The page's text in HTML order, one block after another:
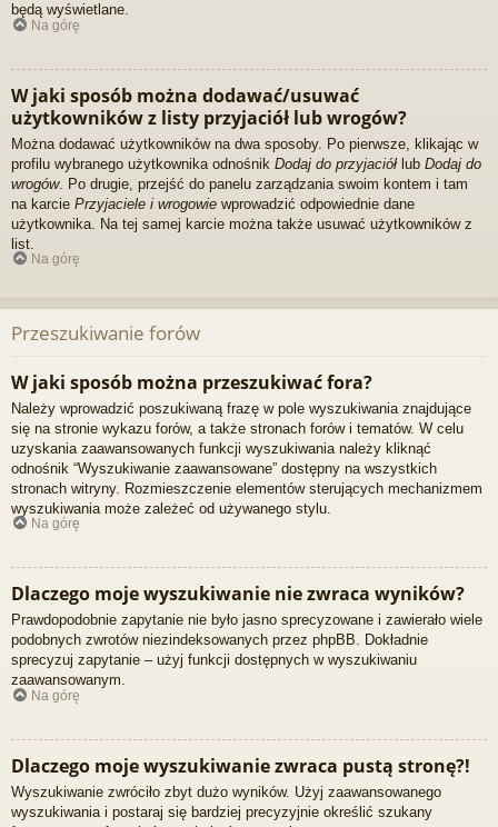
będą wyświetlane.
Na górę
W jaki sposób można dodawać/usuwać
użytkowników z listy przyjaciół lub wrogów?
Można dodawać użytkowników na dwa sposoby. Po pierwsze, klikając w
profilu wybranego użytkownika odnośnik Dodaj do przyjaciół lub Dodaj do
wrogów. Po drugie, przejść do panelu zarządzania swoim kontem i tam
na karcie Przyjaciele i wrogowie wprowadzić odpowiednie dane
użytkownika. Na tej samej karcie można także usuwać użytkowników z
list.
Na górę
Przeszukiwanie forów
W jaki sposób można przeszukiwać fora?
Należy wprowadzić poszukiwaną frazę w pole wyszukiwania znajdujące
się na stronie wykazu forów, a także stronach forów i tematów. W celu
uzyskania zaawansowanych funkcji wyszukiwania należy kliknąć
odnośnik “Wyszukiwanie zaawansowane” dostępny na wszystkich
stronach witryny. Rozmieszczenie elementów sterujących mechanizmem
wyszukiwania może zależeć od używanego stylu.
Na górę
Dlaczego moje wyszukiwanie nie zwraca wyników?
Prawdopodobnie zapytanie nie było jasno sprecyzowane i zawierało wiele
podobnych zwrotów niezindeksowanych przez phpBB. Dokładnie
sprecyzuj zapytanie – użyj funkcji dostępnych w wyszukiwaniu
zaawansowanym.
Na górę
Dlaczego moje wyszukiwanie zwraca pustą stronę?!
Wyszukiwanie zwróciło zbyt dużo wyników. Użyj zaawansowanego
wyszukiwania i postaraj się bardziej precyzyjnie określić szukany